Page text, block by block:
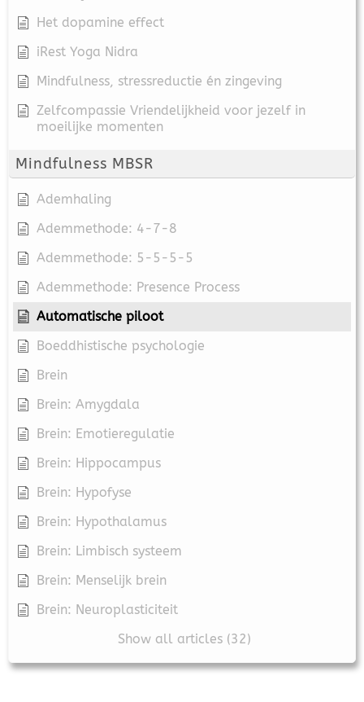
Het dopamine effect
iRest Yoga Nidra
Mindfulness, stressreductie én zingeving
Zelfcompassie Vriendelijkheid voor jezelf in
moeilijke momenten
Mindfulness MBSR
Ademhaling
Ademmethode: 4-7-8
Ademmethode: 5-5-5-5
Ademmethode: Presence Process
Automatische piloot
Boeddhistische psychologie
Brein
Brein: Amygdala
Brein: Emotieregulatie
Brein: Hippocampus
Brein: Hypofyse
Brein: Hypothalamus
Brein: Limbisch systeem
Brein: Menselijk brein
Brein: Neuroplasticiteit
Show all articles (32)